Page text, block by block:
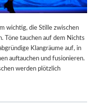
wichtig, die Stille zwischen
Töne tauchen auf dem Nichts
Klangräume auf, in
auftauchen und fusionieren.
werden plötzlich